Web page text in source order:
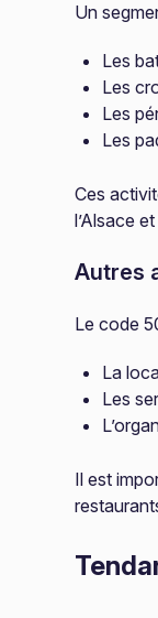
Un
Les
Les
Les
Les
Ces
l’Alsace
Autres
Le code
La
Les
Il est